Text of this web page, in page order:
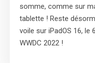
somme, comme sur
tablette ! Reste
voile sur iPadOS 16, le
WWDC 2022 !